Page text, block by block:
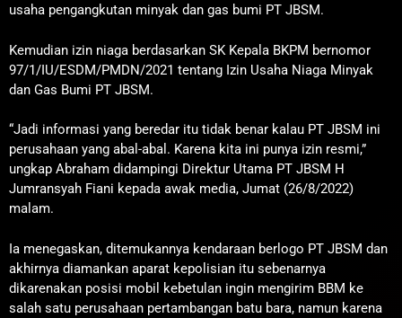
usaha pengangkutan minyak dan gas bumi PT JBSM.
Kemudian izin niaga berdasarkan SK Kepala BKPM bernomor
97/1/IU/ESDM/PMDN/2021 tentang Izin Usaha Niaga Minyak
dan Gas Bumi PT JBSM.
“Jadi informasi yang beredar itu tidak benar kalau PT JBSM ini
perusahaan yang abal-abal. Karena kita ini punya izin resmi,”
ungkap Abraham didampingi Direktur Utama PT JBSM H
Jumransyah Fiani kepada awak media, Jumat (26/8/2022)
malam.
Ia menegaskan, ditemukannya kendaraan berlogo PT JBSM dan
akhirnya diamankan aparat kepolisian itu sebenarnya
dikarenakan posisi mobil kebetulan ingin mengirim BBM ke
salah satu perusahaan pertambangan batu bara, namun karena